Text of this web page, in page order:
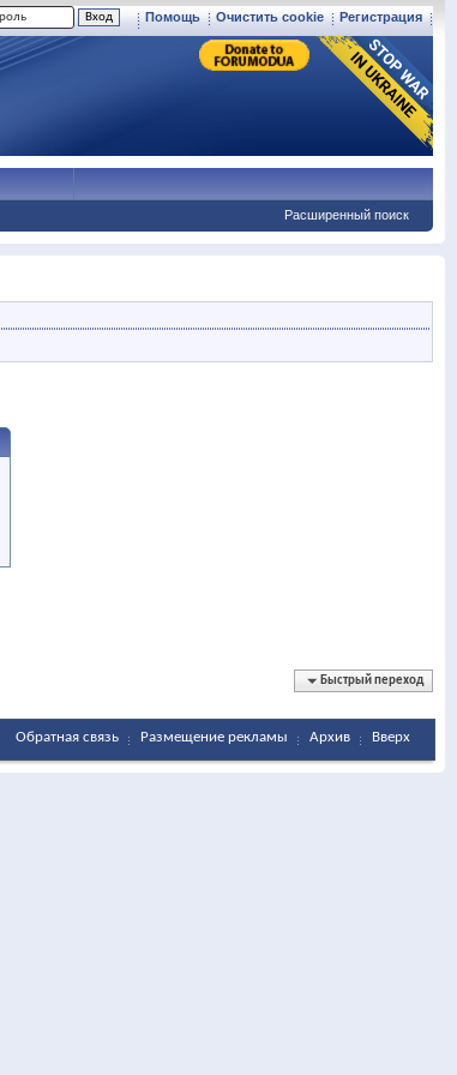
Регистрация
Очистить cookie
Помощь
Расширенный поиск
Быстрый переход
Обратная связь Размещение рекламы Архив Вверх